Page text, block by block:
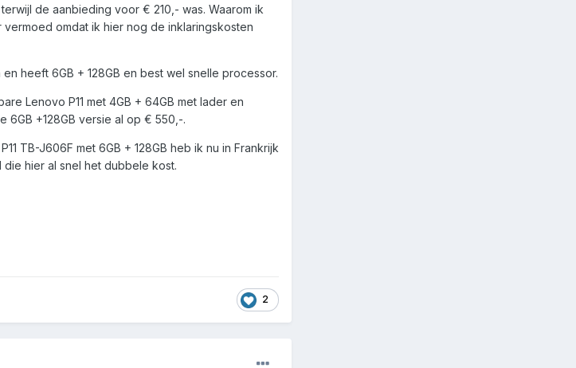
de aanbieding voor € 210,- was. Waarom ik
omdat ik hier nog de inklaringskosten
heeft 6GB + 128GB en best wel snelle processor.
Lenovo P11 met 4GB + 64GB met lader en
6GB +128GB versie al op € 550,-.
TB-J606F met 6GB + 128GB heb ik nu in Frankrijk
hier al snel het dubbele kost.
2